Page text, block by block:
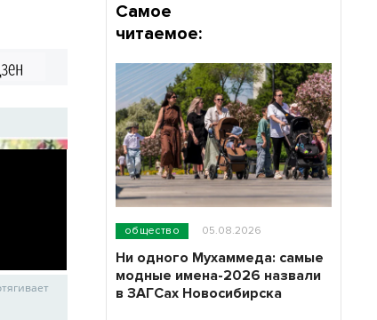
Самое
читаемое:
общество 05.08.2026
Ни одного Мухаммеда: самые
модные имена-2026 назвали
в ЗАГСах Новосибирска